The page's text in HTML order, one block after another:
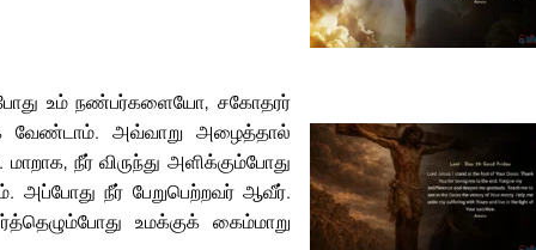
உம் நண்பர்களையோ, சகோதரர்
அவ்வாறு அழைத்தால்
நீர் விருந்து அளிக்கும்போது
அப்போது நீர் பேறுபெற்றவர் ஆவீர்.
உமக்குக் கைம்மாறு
39:
February